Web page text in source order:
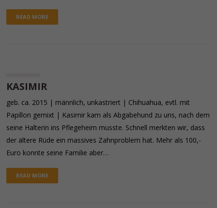
READ MORE
KASIMIR
geb. ca. 2015 | männlich, unkastriert | Chihuahua, evtl. mit
Papillon gemixt | Kasimir kam als Abgabehund zu uns, nach dem
seine Halterin ins Pflegeheim musste. Schnell merkten wir, dass
der ältere Rüde ein massives Zahnproblem hat. Mehr als 100,-
Euro konnte seine Familie aber…
READ MORE